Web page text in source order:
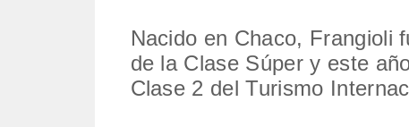
Nacido en Chaco, Frangioli
de la Clase Súper y este
Clase 2 del Turismo